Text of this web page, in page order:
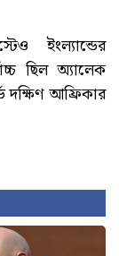
ইংল্যান্ডের
ছিল অ্যালেক
দক্ষিণ আফ্রিকার